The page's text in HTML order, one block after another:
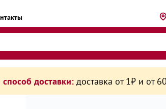
доставки:доставка от 1₽ и от